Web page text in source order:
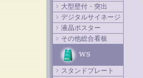
大型壁付・突出
デジタルサイネージ
液晶ポスター
その他総合看板
スタンドプレート